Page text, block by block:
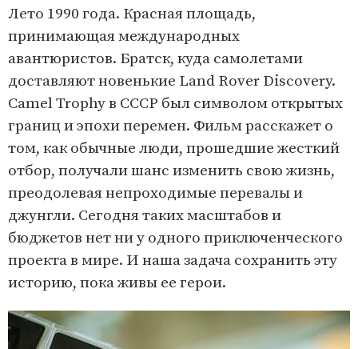
Лето 1990 года. Красная площадь,
принимающая международных
авантюристов. Братск, куда самолетами
доставляют новенькие Land Rover Discovery.
Camel Trophy в СССР был символом открытых
границ и эпохи перемен. Фильм расскажет о
том, как обычные люди, прошедшие жесткий
отбор, получали шанс изменить свою жизнь,
преодолевая непроходимые перевалы и
джунгли. Сегодня таких масштабов и
бюджетов нет ни у одного приключенческого
проекта в мире. И наша задача сохранить эту
историю, пока живы ее герои.